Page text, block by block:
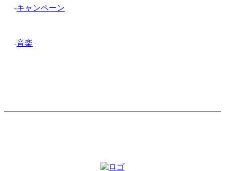
-キャンペーン
-音楽